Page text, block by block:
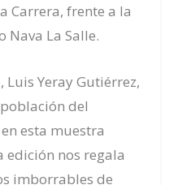
Carrera, frente a la
Nava La Salle.
Luis Yeray Gutiérrez,
del
esta muestra
edición nos regala
imborrables de